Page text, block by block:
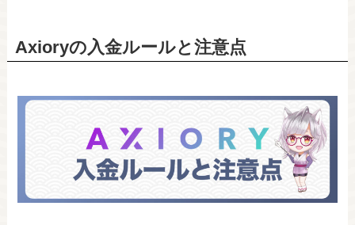
Axioryの入金ルールと注意点